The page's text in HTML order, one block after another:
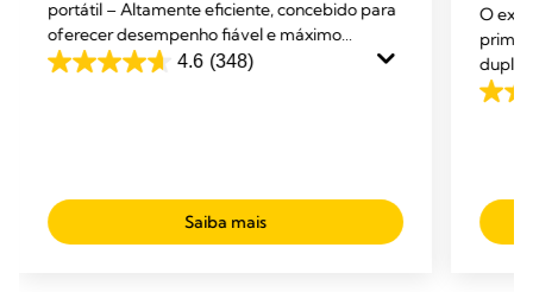
portátil – Altamente eficiente, concebido para
oferecer desempenho fiável e máximo
conforto. Fácil de usar e discreto. Para uso
4.6 (348)
4.6
análises
Saiba mais
O
duplo,
4.1
744